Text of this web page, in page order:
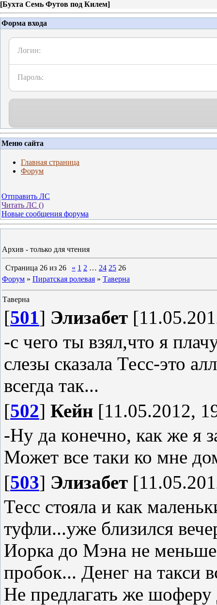
[Бухта Семь Футов под Килем]
Форма входа
Логин:
Пароль:
Меню сайта
Главная страница
Форум
Отправить ЛС
Читать ЛС ()
Новые сообщения форума
Архив - только для чтения
Страница 26 из 26 « 1 2 … 24 25 26
Форум » Пиратская ролевая » Таверна
Таверна
[501] Элизабет
-с чего ты взял,что я
слезы сказала Тесс-это
всегда так...
[502] Кейн [11.05.2012,
-Ну да конечно, как же я
Может все таки ко мне
[503] Элизабет
Тесс стояла и как
туфли...уже близился
Иорка до Мэна не
пробок... Денег на такси
Не предлагать же шоферу